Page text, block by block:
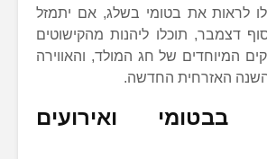
לראות את בטומי בשלג, אם יתמזל
דצמבר, תוכלו ליהנות מהקישוטים
המיוחדים של חג המולד, והאווירה
האזרחית החדשה.
בבטומי ואירועים